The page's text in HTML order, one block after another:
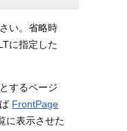
い。省略時
に指定した
するページ
FrontPage
に表示させた